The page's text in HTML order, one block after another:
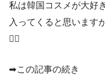
私は韓国コスメが大好
入ってくると思います
👌🏻
➡︎この記事の続き